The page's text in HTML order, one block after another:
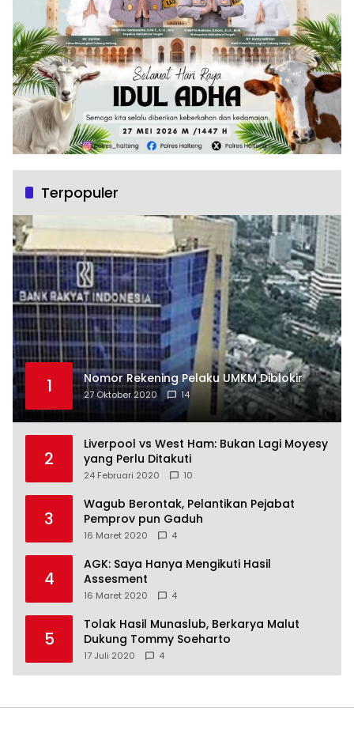
Terpopuler
1 Nomor Rekening Pelaku UMKM Diblokir
27 Oktober 2020 14
2
Liverpool vs West Ham: Bukan Lagi Moyesy
yang Perlu Ditakuti
24 Februari 2020 10
3
Wagub Berontak, Pelantikan Pejabat
Pemprov pun Gaduh
16 Maret 2020 4
4
AGK: Saya Hanya Mengikuti Hasil
Assesment
16 Maret 2020 4
5
Tolak Hasil Munaslub, Berkarya Malut
Dukung Tommy Soeharto
17 Juli 2020 4